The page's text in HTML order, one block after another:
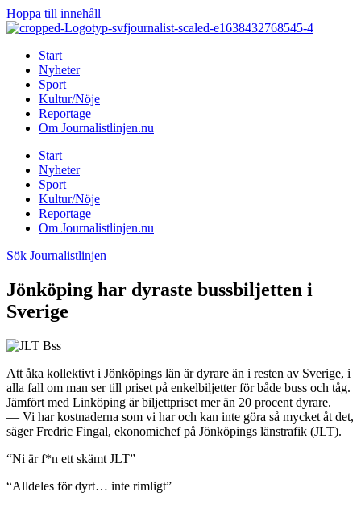
Hoppa till innehåll
Start
Nyheter
Sport
Kultur/Nöje
Reportage
Om Journalistlinjen.nu
Start
Nyheter
Sport
Kultur/Nöje
Reportage
Om Journalistlinjen.nu
Sök Journalistlinjen
Jönköping har dyraste bussbiljetten i
Sverige
Att åka kollektivt i Jönköpings län är dyrare än i resten av Sverige, i
alla fall om man ser till priset på enkelbiljetter för både buss och tåg.
Jämfört med Linköping är biljettpriset mer än 20 procent dyrare.
— Vi har kostnaderna som vi har och kan inte göra så mycket åt det,
säger Fredric Fingal, ekonomichef på Jönköpings länstrafik (JLT).
“Ni är f*n ett skämt JLT”
“Alldeles för dyrt… inte rimligt”